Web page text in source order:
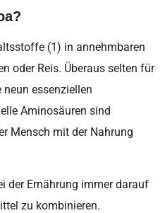
(1) in annehmbaren
oder Reis. Überaus selten für
essenziellen
Aminosäuren sind
Mensch mit der Nahrung
der Ernährung immer darauf
zu kombinieren.